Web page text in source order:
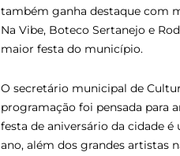
também ganha destaque com
Na Vibe, Boteco Sertanejo e
maior festa do município.
O secretário municipal de
programação foi pensada para
festa de aniversário da cidade
ano, além dos grandes artistas